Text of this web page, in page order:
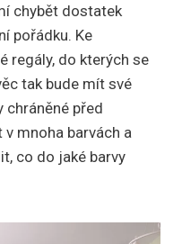
chybět dostatek
pořádku. Ke
regály, do kterých se
tak bude mít své
chráněné před
mnoha barvách a
co do jaké barvy